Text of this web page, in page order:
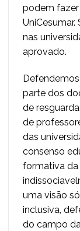
podem fazer
nas
aprovado.
parte dos
de
de
das
consenso
formativa da
uma visão
inclusiva,
do campo